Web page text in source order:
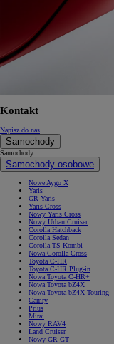
Kontakt
Napisz do nas
Samochody
Samochody
Samochody osobowe
Nowe Aygo X
Yaris
GR Yaris
Yaris Cross
Nowy Yaris Cross
Nowy Urban Cruiser
Corolla Hatchback
Corolla Sedan
Corolla TS Kombi
Nowa Corolla Cross
Toyota C-HR
Toyota C-HR Plug-in
Nowa Toyota C-HR+
Nowa Toyota bZ4X
Nowa Toyota bZ4X Touring
Camry
Prius
Mirai
Nowy RAV4
Land Cruiser
Nowy GR GT